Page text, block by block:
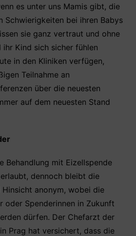
es unter uns Mamis gibt, die
Schwierigkeiten bei ihren Babys
sie ganz vertraut und ohne
ihr Kind sich sicher fühlen
in den Kliniken verfügen,
Teilnahme an
über die neuesten
auf dem neuesten Stand
Behandlung mit Eizellspende
dennoch bleibt die
anonym, wobei die
oder Spenderinnen in Zukunft
dürfen. Der Chefarzt der
in Prag hat versichert, dass die